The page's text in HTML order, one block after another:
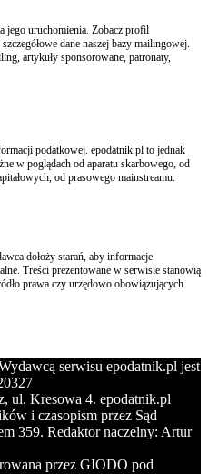
jego uruchomienia. Zobacz profil
dane naszej bazy mailingowej.
artykuły sponsorowane, patronaty,
podatkowej. epodatnik.pl to jednak
w poglądach od aparatu skarbowego, od
od prasowego mainstreamu.
dołoży starań, aby informacje
Treści prezentowane w serwisie stanowią
prawa czy urzędowo obowiązujących
serwisu epodatnik.pl jest
ul. Kresowa 4. epodatnik.pl
i czasopism przez Sąd
359. Redaktor naczelny: Artur
przez GIODO pod